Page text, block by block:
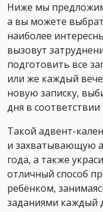
Ниже мы
а вы можете
наиболее
вызовут
подготовить все
или же каждый
новую записку,
дня в
Такой адвент-
и захватывающую
года, а также
отличный способ
ребёнком,
заданиями каждый